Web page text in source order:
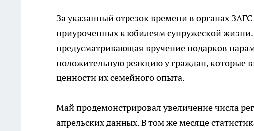
За указанный отрезок времени в органах
приуроченных к юбилеям супружеской
предусматривающая вручение подарков
положительную реакцию у граждан, которые
ценности их семейного опыта.
Май продемонстрировал увеличение числа
апрельских данных. В том же месяце